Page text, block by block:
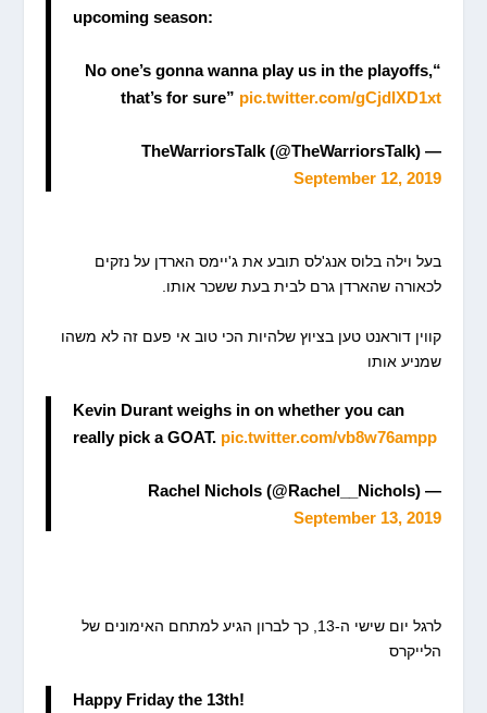
upcoming season:
“No one’s gonna wanna play us in the playoffs,
that’s for sure” pic.twitter.com/gCjdIXD1xt
— TheWarriorsTalk (@TheWarriorsTalk)
September 12, 2019
בעל וילה בלוס אנג'לס תובע את ג'יימס הארדן על נזקים
לכאורה שהארדן גרם לבית בעת ששכר אותו.
קווין דוראנט טען בציוץ שלהיות הכי טוב אי פעם זה לא משהו
שמניע אותו
Kevin Durant weighs in on whether you can
really pick a GOAT. pic.twitter.com/vb8w76ampp
— Rachel Nichols (@Rachel__Nichols)
September 13, 2019
לרגל יום שישי ה-13, כך לברון הגיע למתחם האימונים של
הלייקרס
Happy Friday the 13th!